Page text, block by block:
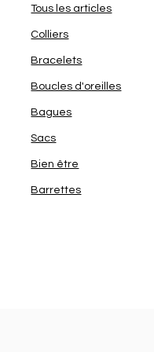
Tous les articles
Colliers
Bracelets
Boucles d'oreilles
Bagues
Sacs
Bien être
Barrettes